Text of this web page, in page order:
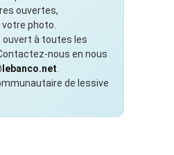
ouvertes,
photo.
ouvert à toutes les
nous en nous
de lessive